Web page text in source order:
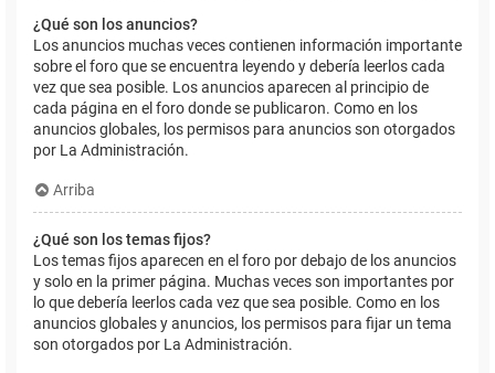
¿Qué son los anuncios?
Los anuncios muchas veces contienen información importante
sobre el foro que se encuentra leyendo y debería leerlos cada
vez que sea posible. Los anuncios aparecen al principio de
cada página en el foro donde se publicaron. Como en los
anuncios globales, los permisos para anuncios son otorgados
por La Administración.
Arriba
¿Qué son los temas fijos?
Los temas fijos aparecen en el foro por debajo de los anuncios
y solo en la primer página. Muchas veces son importantes por
lo que debería leerlos cada vez que sea posible. Como en los
anuncios globales y anuncios, los permisos para fijar un tema
son otorgados por La Administración.